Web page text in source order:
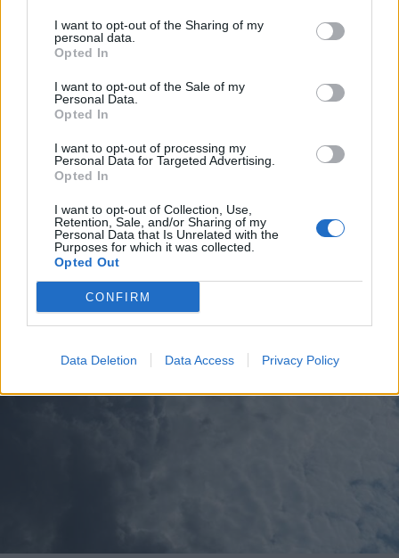
I want to opt-out of the Sharing of my
personal data.
Opted In
I want to opt-out of the Sale of my
Personal Data.
Opted In
I want to opt-out of processing my
Personal Data for Targeted Advertising.
Opted In
I want to opt-out of Collection, Use,
Retention, Sale, and/or Sharing of my
Personal Data that Is Unrelated with the
Purposes for which it was collected.
Opted Out
CONFIRM
Data Deletion Data Access Privacy Policy
ALTRE NOTIZIE DI LEGNANO